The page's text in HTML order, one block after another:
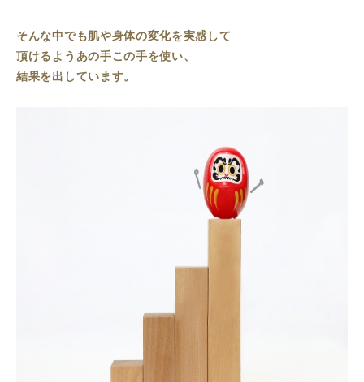
そんな中でも肌や身体の変化を実感して
頂けるようあの手この手を使い、
結果を出しています。